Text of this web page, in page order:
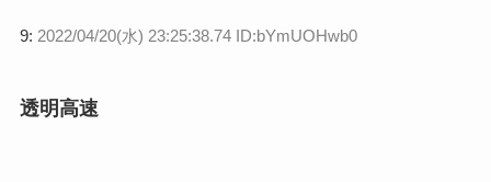
9: 2022/04/20(水) 23:25:38.74 ID:bYmUOHwb0
透明高速